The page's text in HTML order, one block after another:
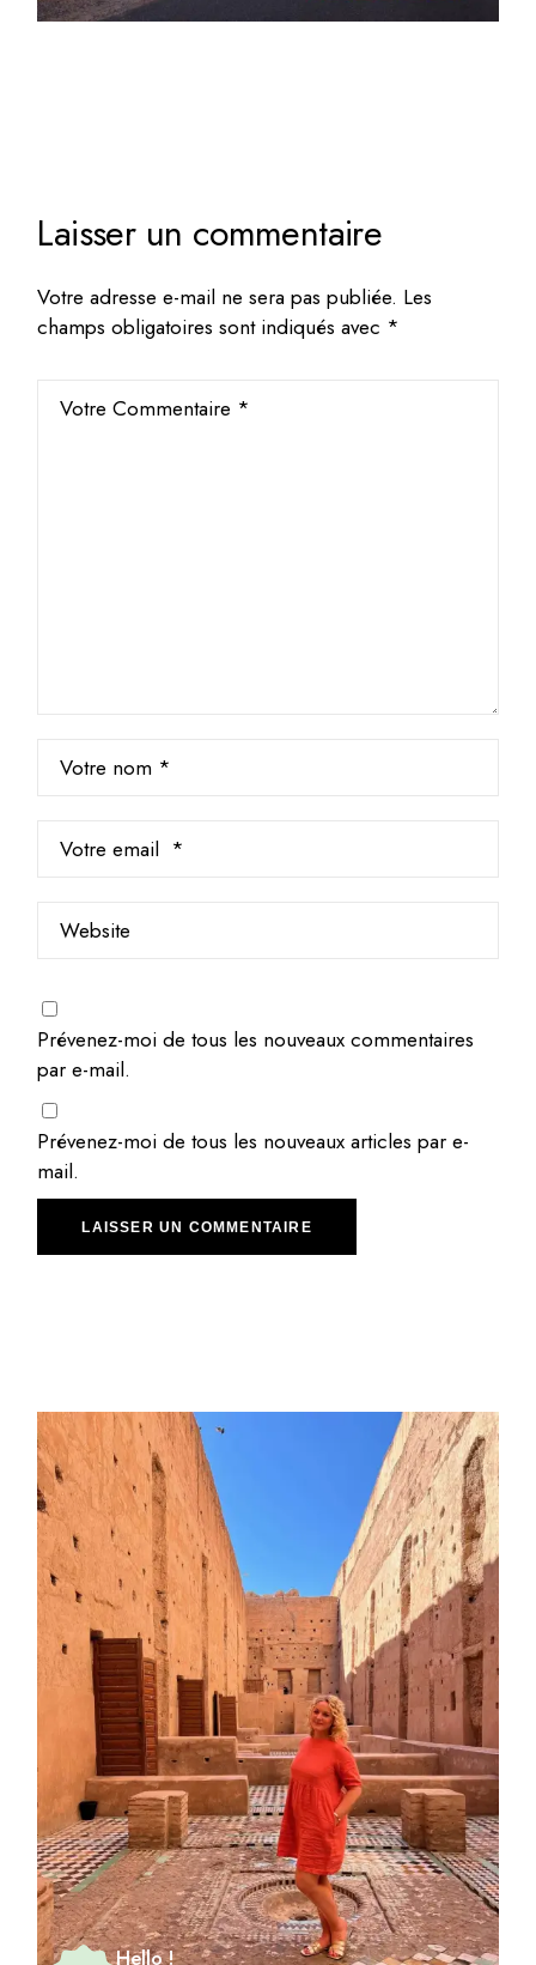
Laisser un commentaire
Votre adresse e-mail ne sera pas publiée. Les
champs obligatoires sont indiqués avec *
Prévenez-moi de tous les nouveaux commentaires
par e-mail.
Prévenez-moi de tous les nouveaux articles par e-
mail.
LAISSER UN COMMENTAIRE
Hello !